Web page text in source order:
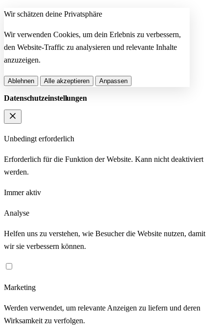
Wir schätzen deine Privatsphäre
Wir verwenden Cookies, um dein Erlebnis zu verbessern,
den Website-Traffic zu analysieren und relevante Inhalte
anzuzeigen.
Ablehnen Alle akzeptieren Anpassen
Datenschutzeinstellungen
Unbedingt erforderlich
Erforderlich für die Funktion der Website. Kann nicht deaktiviert
werden.
Immer aktiv
Analyse
Helfen uns zu verstehen, wie Besucher die Website nutzen, damit
wir sie verbessern können.
Marketing
Werden verwendet, um relevante Anzeigen zu liefern und deren
Wirksamkeit zu verfolgen.